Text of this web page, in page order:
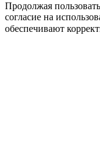
Продолжая
согласие на
обеспечивают